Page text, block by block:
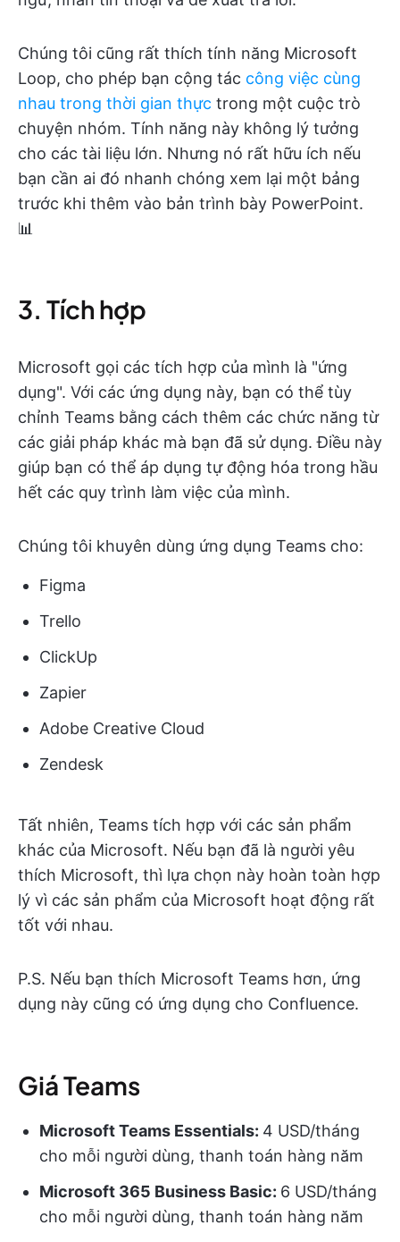
Chúng tôi cũng rất thích tính năng Microsoft
Loop, cho phép bạn cộng tác công việc cùng
nhau trong thời gian thực trong một cuộc trò
chuyện nhóm. Tính năng này không lý tưởng
cho các tài liệu lớn. Nhưng nó rất hữu ích nếu
bạn cần ai đó nhanh chóng xem lại một bảng
trước khi thêm vào bản trình bày PowerPoint.
📊
3. Tích hợp
Microsoft gọi các tích hợp của mình là "ứng
dụng". Với các ứng dụng này, bạn có thể tùy
chỉnh Teams bằng cách thêm các chức năng từ
các giải pháp khác mà bạn đã sử dụng. Điều này
giúp bạn có thể áp dụng tự động hóa trong hầu
hết các quy trình làm việc của mình.
Chúng tôi khuyên dùng ứng dụng Teams cho:
Figma
Trello
ClickUp
Zapier
Adobe Creative Cloud
Zendesk
Tất nhiên, Teams tích hợp với các sản phẩm
khác của Microsoft. Nếu bạn đã là người yêu
thích Microsoft, thì lựa chọn này hoàn toàn hợp
lý vì các sản phẩm của Microsoft hoạt động rất
tốt với nhau.
P.S. Nếu bạn thích Microsoft Teams hơn, ứng
dụng này cũng có ứng dụng cho Confluence.
Giá Teams
Microsoft Teams Essentials: 4 USD/tháng
cho mỗi người dùng, thanh toán hàng năm
Microsoft 365 Business Basic: 6 USD/tháng
cho mỗi người dùng, thanh toán hàng năm